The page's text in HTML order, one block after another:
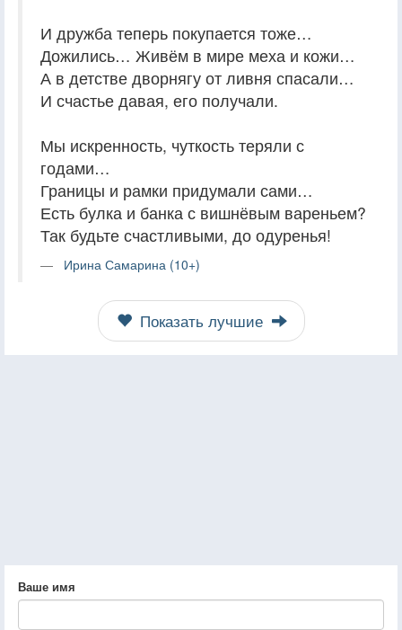
И дружба теперь покупается тоже…
Дожились… Живём в мире меха и кожи…
А в детстве дворнягу от ливня спасали…
И счастье давая, его получали.
Мы искренность, чуткость теряли с
годами…
Границы и рамки придумали сами…
Есть булка и банка с вишнёвым вареньем?
Так будьте счастливыми, до одуренья!
Ирина Самарина (10+)
Показать лучшие
Ваше имя